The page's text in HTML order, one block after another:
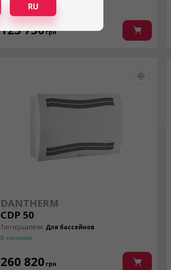
Под заказ
123 750грн
DANTHERM
CDP 50
Тип осушителя: Для бассейнов
В наличии
260 820 грн
RU